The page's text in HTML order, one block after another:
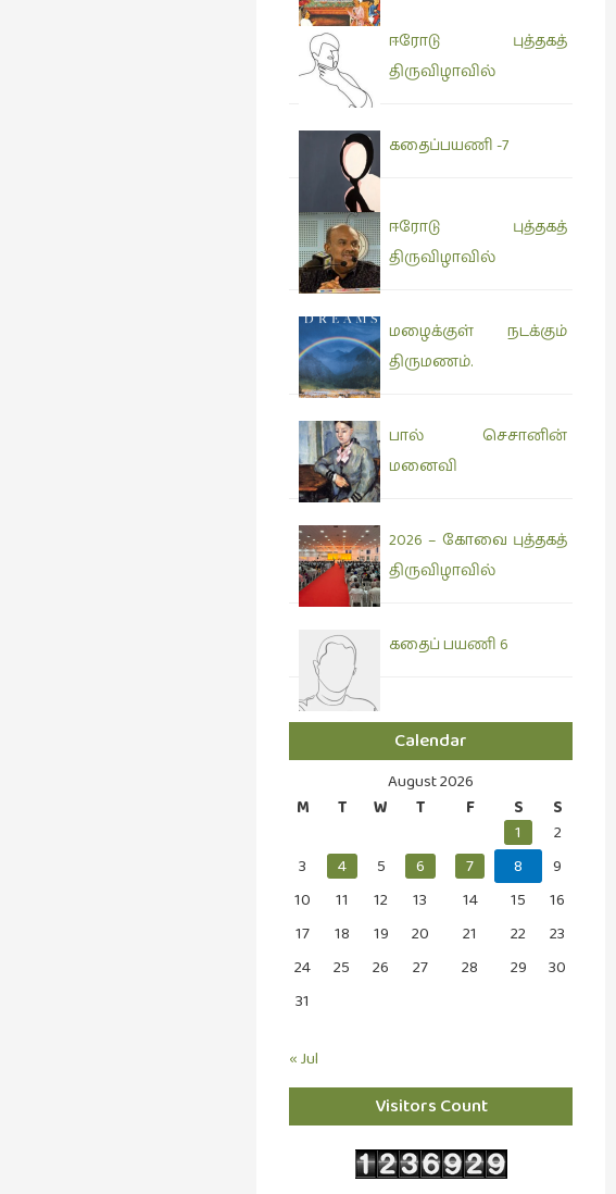
ஈரோடு புத்தகத்
திருவிழாவில்
கதைப்பயணி -7
ஈரோடு புத்தகத்
திருவிழாவில்
மழைக்குள் நடக்கும்
திருமணம்.
பால் செசானின்
மனைவி
2026 – கோவை புத்தகத்
திருவிழாவில்
கதைப் பயணி 6
Calendar
August 2026
M
T W T F S
S
1
2
3
4 5 6 7 8
9
10
11 12 13 14 15
16
17
18 19 20 21 22
23
24
25 26 27 28 29
30
31
« Jul
Visitors Count